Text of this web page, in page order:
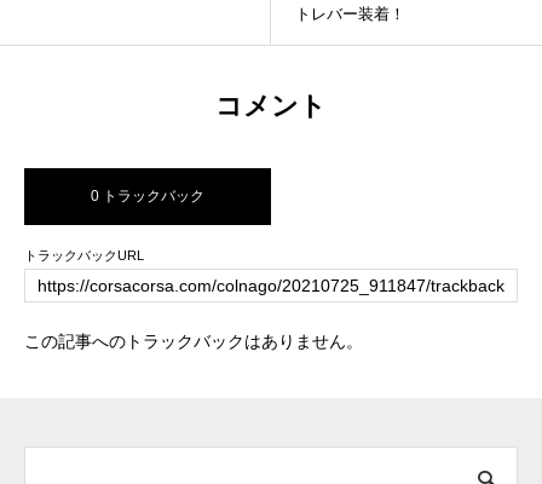
トレバー装着！
コメント
0 トラックバック
トラックバックURL
この記事へのトラックバックはありません。